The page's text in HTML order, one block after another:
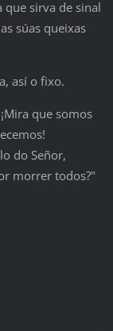
que sirva de sinal
súas queixas
así o fixo.
que somos
do Señor,
morrer todos?"